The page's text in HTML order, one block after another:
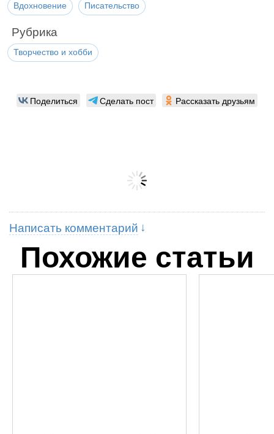
Вдохновение Писательство
Рубрика
Творчество и хобби
Поделиться Сделать пост Рассказать друзьям
Написать комментарий
Похожие статьи